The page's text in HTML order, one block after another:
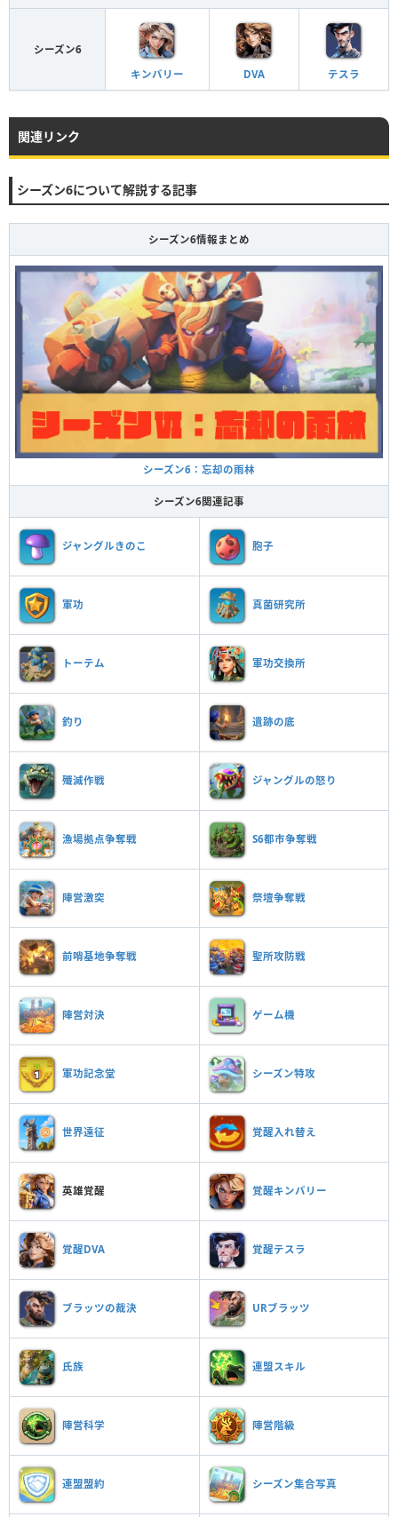
シーズン6
キンバリー
DVA テスラ
関連リンク
シーズン6について解説する記事
シーズン6情報まとめ
シーズン6：忘却の雨林
シーズン6関連記事
ジャングルきのこ 胞子
軍功 真菌研究所
トーテム 軍功交換所
釣り 遺跡の底
殲滅作戦 ジャングルの怒り
漁場拠点争奪戦 S6都市争奪戦
陣営激突 祭壇争奪戦
前哨基地争奪戦 聖所攻防戦
陣営対決 ゲーム機
軍功記念堂 シーズン特攻
世界遠征 覚醒入れ替え
英雄覚醒 覚醒キンバリー
覚醒DVA 覚醒テスラ
ブラッツの裁決 URブラッツ
氏族 連盟スキル
陣営科学 陣営階級
連盟盟約 シーズン集合写真